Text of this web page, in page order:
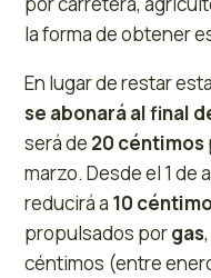
la forma de obtener
En lugar de restar
se abonará al final
será de 20 céntimos
marzo. Desde el 1 de
reducirá a 10
propulsados porgas
céntimos (entre